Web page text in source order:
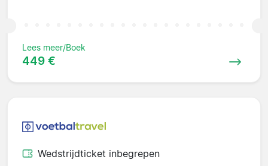
Lees meer/Boek
449 €
Wedstrijdticket inbegrepen